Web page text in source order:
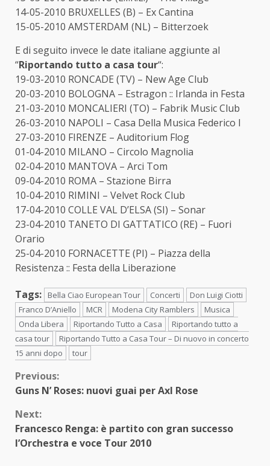
14-05-2010 BRUXELLES (B) – Ex Cantina
15-05-2010 AMSTERDAM (NL) – Bitterzoek
E di seguito invece le date italiane aggiunte al
“Riportando tutto a casa tour“:
19-03-2010 RONCADE (TV) – New Age Club
20-03-2010 BOLOGNA – Estragon :: Irlanda in Festa
21-03-2010 MONCALIERI (TO) – Fabrik Music Club
26-03-2010 NAPOLI – Casa Della Musica Federico I
27-03-2010 FIRENZE – Auditorium Flog
01-04-2010 MILANO – Circolo Magnolia
02-04-2010 MANTOVA – Arci Tom
09-04-2010 ROMA – Stazione Birra
10-04-2010 RIMINI – Velvet Rock Club
17-04-2010 COLLE VAL D’ELSA (SI) – Sonar
23-04-2010 TANETO DI GATTATICO (RE) – Fuori
Orario
25-04-2010 FORNACETTE (PI) – Piazza della
Resistenza :: Festa della Liberazione
Tags:
Bella Ciao European Tour Concerti
Don Luigi Ciotti
Franco D’Aniello
MCR Modena City Ramblers
Musica
Onda Libera
Riportando Tutto a Casa
Riportando tutto a
casa tour
Riportando Tutto a Casa Tour – Di nuovo in concerto
15 anni dopo
tour
Continue
Previous:
Guns N’ Roses: nuovi guai per Axl Rose
Next:
Francesco Renga: è partito con gran successo
l’Orchestra e voce Tour 2010